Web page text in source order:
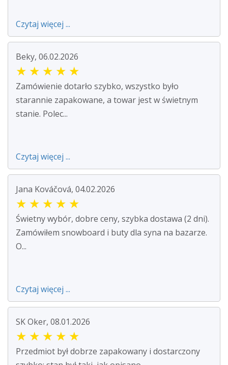
Czytaj więcej ...
Beky, 06.02.2026
★ ★ ★ ★ ★
Zamówienie dotarło szybko, wszystko było
starannie zapakowane, a towar jest w świetnym
stanie. Polec...
Czytaj więcej ...
Jana Kováčová, 04.02.2026
★ ★ ★ ★ ★
Świetny wybór, dobre ceny, szybka dostawa (2 dni).
Zamówiłem snowboard i buty dla syna na bazarze.
O...
Czytaj więcej ...
SK Oker, 08.01.2026
★ ★ ★ ★ ★
Przedmiot był dobrze zapakowany i dostarczony